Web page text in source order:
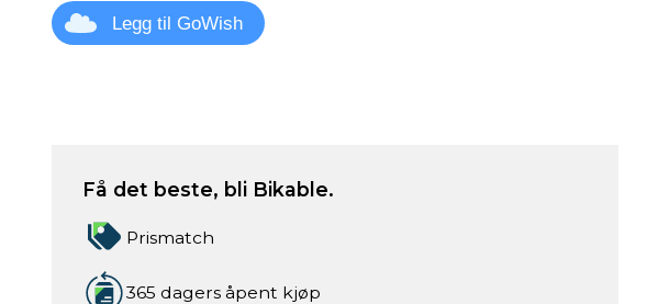
Legg til GoWish
Få det beste, bli Bikable.
Prismatch
365 dagers åpent kjøp